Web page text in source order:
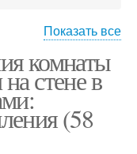
Показать все
комнаты
стене в
(58